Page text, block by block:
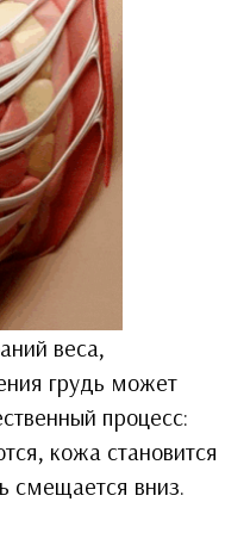
веса,
грудь может
процесс:
кожа становится
смещается вниз.